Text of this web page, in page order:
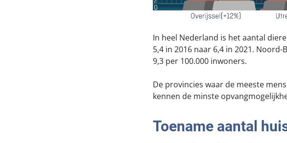
In heel Nederland is het aantal
5,4 in 2016 naar 6,4 in 2021.
9,3 per 100.000 inwoners.
De provincies waar de meeste
kennen de minste
Toename aantal